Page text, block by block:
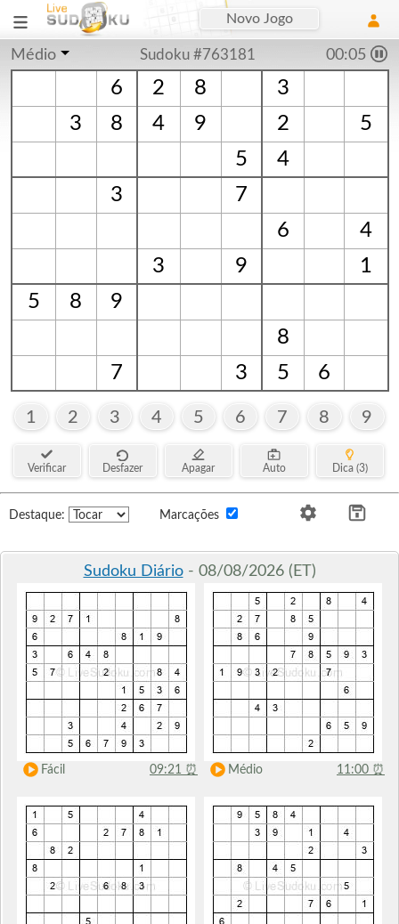
Novo Jogo
Médio Sudoku #763181 00:06
6 2 8
3
3
8 4 9 2
5
5
4
3
7
6
4
3
9
1
5
8
9
8
7
3 5 6
1 2 3 4 5 6 7 8 9
Verificar Desfazer Apagar Auto Dica (3)
Destaque: Marcações
Sudoku Diário- 08/08/2026 (ET)
Fácil 09:21 ⏰ Médio 11:00 ⏰